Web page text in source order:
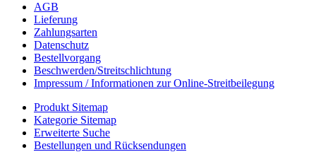
AGB
Lieferung
Zahlungsarten
Datenschutz
Bestellvorgang
Beschwerden/Streitschlichtung
Impressum / Informationen zur Online-Streitbeilegung
Produkt Sitemap
Kategorie Sitemap
Erweiterte Suche
Bestellungen und Rücksendungen